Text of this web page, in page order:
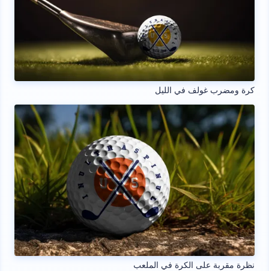
كرة ومضرب غولف في الليل
نظرة مقربة على الكرة في الملعب